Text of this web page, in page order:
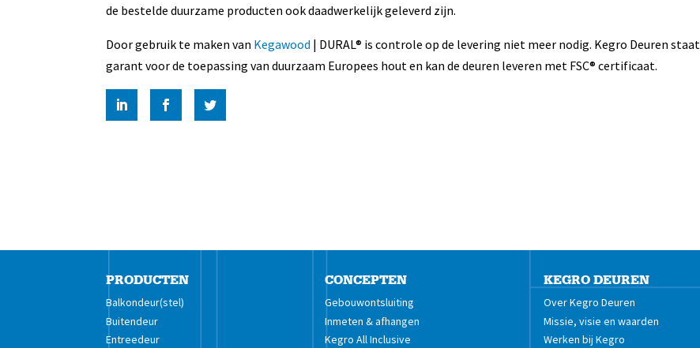
de bestelde duurzame producten ook daadwerkelijk geleverd zijn.
Door gebruik te maken van Kegawood | DURAL® is controle op de levering niet meer nodig. Kegro Deuren staat
garant voor de toepassing van duurzaam Europees hout en kan de deuren leveren met FSC® certificaat.
PRODUCTEN
Balkondeur(stel)
Buitendeur
Entreedeur
CONCEPTEN
Gebouwontsluiting
Inmeten & afhangen
Kegro All Inclusive
KEGRO DEUREN
Over Kegro Deuren
Missie, visie en waarden
Werken bij Kegro